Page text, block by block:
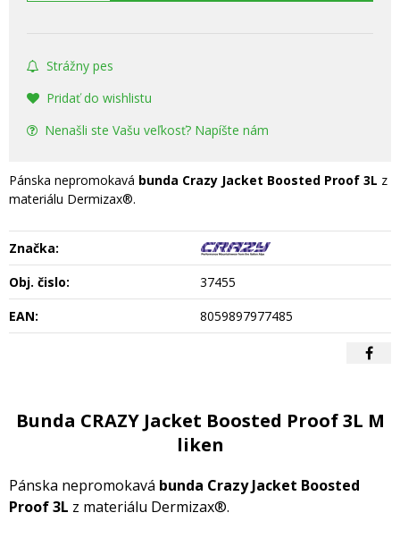
Strážny pes
Pridať do wishlistu
Nenašli ste Vašu veľkosť? Napíšte nám
Pánska nepromokavá bunda Crazy Jacket Boosted Proof 3L z
materiálu Dermizax®.
Značka:
Obj. čislo:
37455
EAN:
8059897977485
Bunda CRAZY Jacket Boosted Proof 3L M
liken
Pánska nepromokavá bunda Crazy Jacket Boosted
Proof 3L z materiálu Dermizax®.